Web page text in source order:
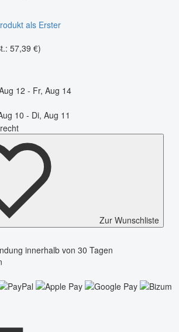
als Erster
57,39 €)
12 - Fr, Aug 14
10 - Di, Aug 11
Zur Wunschliste
innerhalb von 30 Tagen